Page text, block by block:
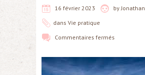
16 février 2023 by Jonathan
dans Vie pratique
Commentaires fermés